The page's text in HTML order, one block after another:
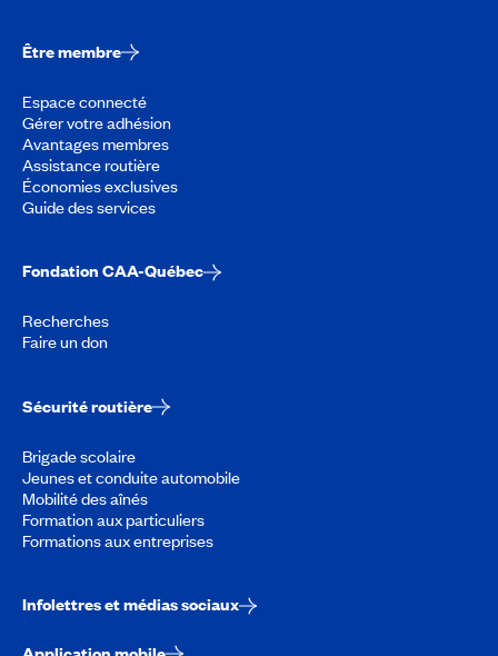
Être membre
Espace connecté
Gérer votre adhésion
Avantages membres
Assistance routière
Économies exclusives
Guide des services
Fondation CAA-Québec
Recherches
Faire un don
Sécurité routière
Brigade scolaire
Jeunes et conduite automobile
Mobilité des aînés
Formation aux particuliers
Formations aux entreprises
Infolettres et médias sociaux